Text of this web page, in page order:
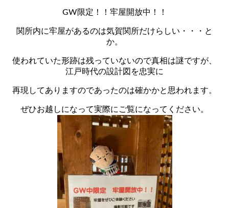
GW限定！！牢屋開放中！！
関所内に牢屋があるのは気賀関所だけらしい・・・と
か。
使われていた形跡は残っていないので真相は謎ですが、
江戸時代の設計図を忠実に
再現してありますのであったのは確かかと思われます。
ぜひお越しになって実際にご覧になってください。